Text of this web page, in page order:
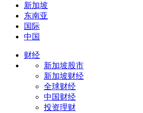
新加坡
东南亚
国际
中国
财经
新加坡股市
新加坡财经
全球财经
中国财经
投资理财